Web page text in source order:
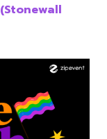
(Stonewall